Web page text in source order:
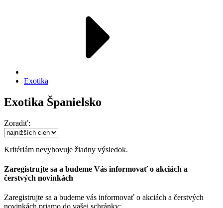
Exotika
Exotika Španielsko
Zoradiť:
Kritériám nevyhovuje žiadny výsledok.
Zaregistrujte sa a budeme Vás informovať o akciách a
čerstvých novinkách
Zaregistrujte sa a budeme vás informovať o akciách a čerstvých